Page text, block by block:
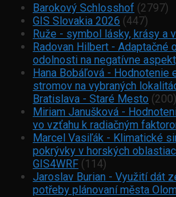
Barokový Schlosshof (2797)
GIS Slovakia 2026 (447)
Ruže - symbol lásky, krásy a
Radovan Hilbert - Adaptačné
odolnosti na negatívne
Hana Bobáľová -
stromov na vybraných
Bratislava - Staré Mesto (200)
Miriam Janušková -
vo vzťahu k radiačným
Marcel Vasiľák - Klimatické
pokrývky v horských
GIS4WRF (114)
Jaroslav Burian - Využití dát
potřeby plánovaní města